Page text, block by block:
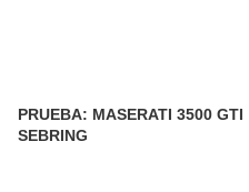
PRUEBA: MASERATI 3500 GTI
SEBRING